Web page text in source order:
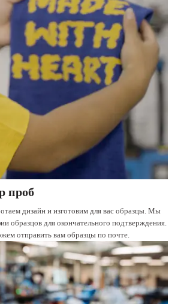
проб
дизайн и изготовим для вас образцы. Мы
образцов для окончательного подтверждения.
отправить вам образцы по почте.